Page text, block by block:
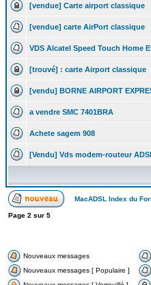
[vendue] Carte airport classique
[vendue] carte AirPort classique
VDS Alcatel Speed Touch Home
[trouvé] : carte Airport classique
[vendu] BORNE AIRPORT
a vendre SMC 7401BRA
Achete sagem 908
[Vendu] Vds modem-routeur
MacADSL Index du
Page 2 sur 5
Nouveaux messages
Nouveaux messages [ Populaire ]